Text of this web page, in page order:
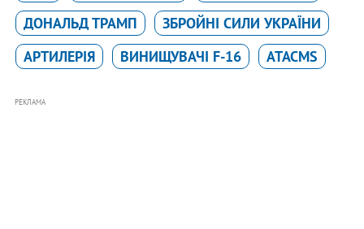
ДОНАЛЬД ТРАМП
ЗБРОЙНІ СИЛИ УКРАЇНИ
АРТИЛЕРІЯ
ВИНИЩУВАЧІ F-16 ATACMS
РЕКЛАМА